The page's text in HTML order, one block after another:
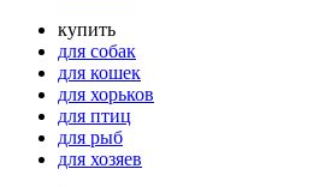
купить
для собак
для кошек
для хорьков
для птиц
для рыб
для хозяев